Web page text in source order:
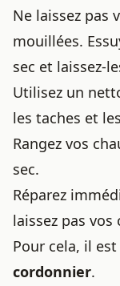
Ne laissez pas
mouillées.
sec et laissez-
Utilisez un
les taches et
Rangez vos
sec.
Réparez
laissez pas
Pour cela, il
cordonnier.